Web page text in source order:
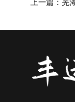
上一篇： 芜
相关文章